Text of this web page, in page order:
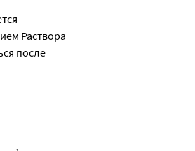
Раствора
после